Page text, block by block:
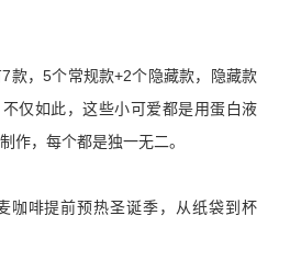
款，5个常规款+2个隐藏款，隐藏款
仅如此，这些小可爱都是用蛋白液
作，每个都是独一无二。
咖啡提前预热圣诞季，从纸袋到杯